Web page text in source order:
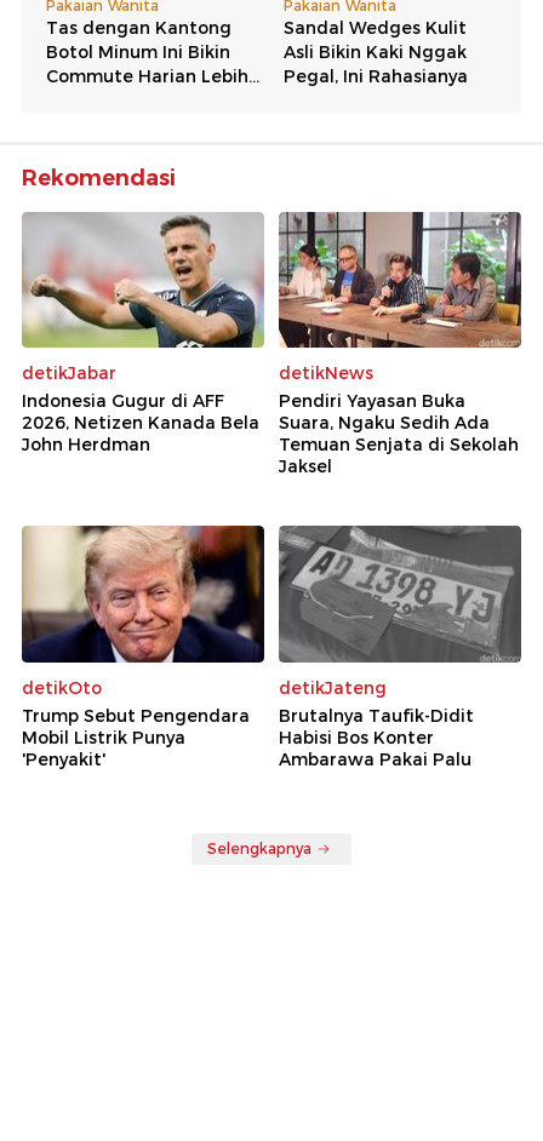
Rekomendasi
detikJabar
Indonesia Gugur di AFF
2026, Netizen Kanada Bela
John Herdman
detikNews
Pendiri Yayasan Buka
Suara, Ngaku Sedih Ada
Temuan Senjata di Sekolah
Jaksel
detikOto
Trump Sebut Pengendara
Mobil Listrik Punya
'Penyakit'
detikJateng
Brutalnya Taufik-Didit
Habisi Bos Konter
Ambarawa Pakai Palu
Selengkapnya